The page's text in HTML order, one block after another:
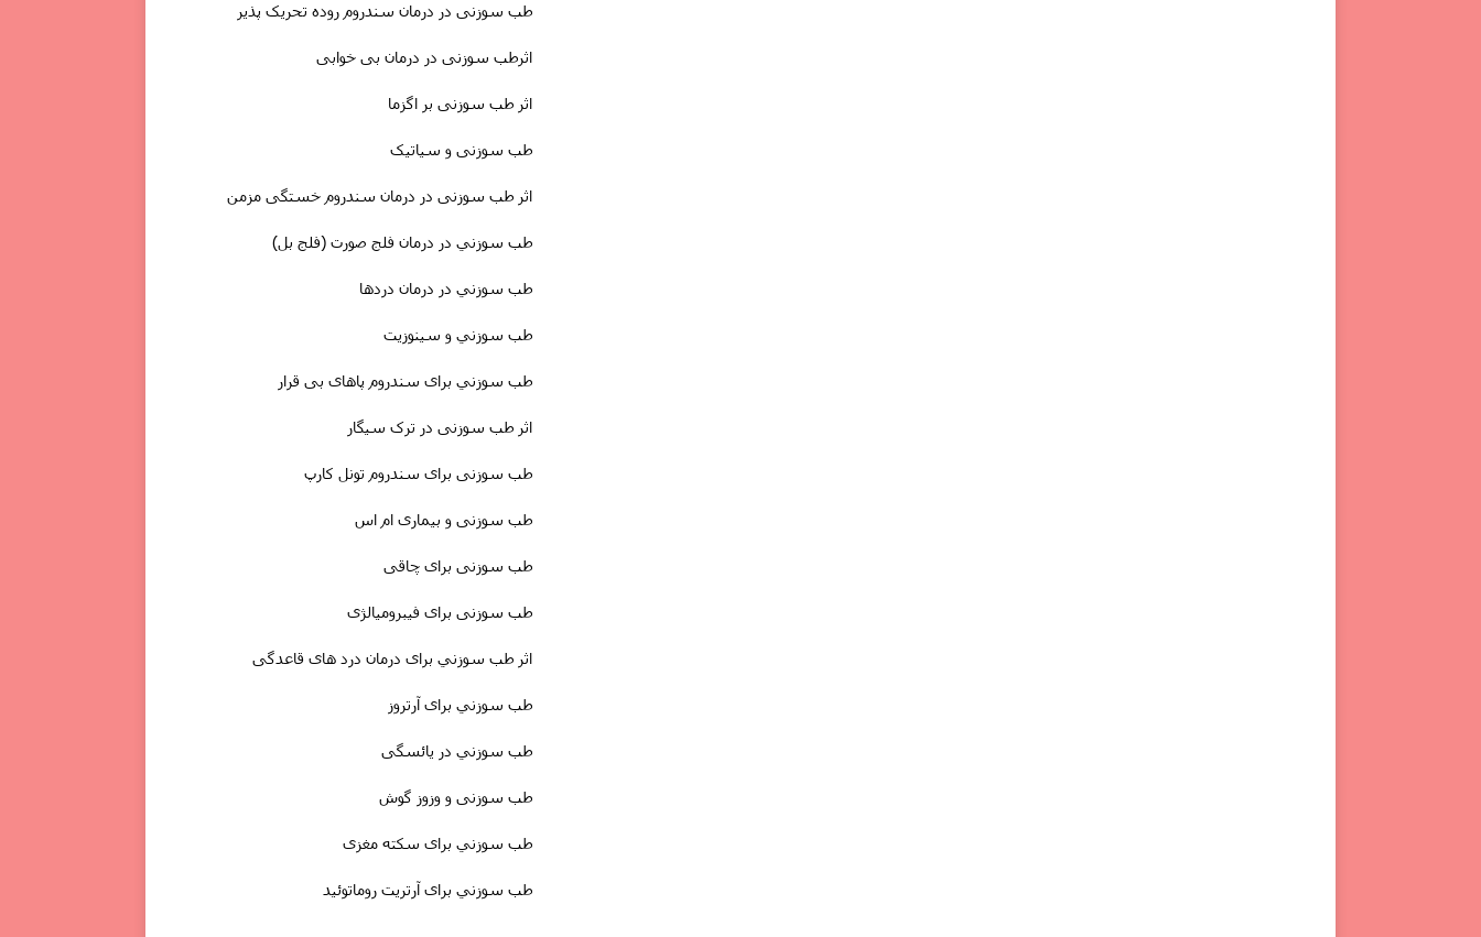
طب سوزنى در درمان سندروم روده تحریک پذیر
اثرطب سوزنى در درمانبی خوابی
اثر طب سوزنی بر اگزما
طب سوزنی و سیاتیک
اثر طب سوزنی در درمان سندروم خستگی مزمن
طب سوزني در درمان فلج صورت (فلج بل)
طب سوزني در درمان دردها
طب سوزني و سینوزیت
طب سوزني برای سندروم پاهای بی قرار
اثر طب سوزنی در ترک سیگار
طب سوزنى برای سندروم تونل کارپ
طب سوزنی و بیماری ام اس
طب سوزنى برای چاقی
طب سوزنی برای فیبرومیالژی
اثر طب سوزني برای درمان درد های قاعدگی
طب سوزني برای آرتروز
طب سوزني در یائسگی
طب سوزنی و وزوز گوش
طب سوزني برای سکته مغزى
طب سوزني برای آرتریت روماتوئید